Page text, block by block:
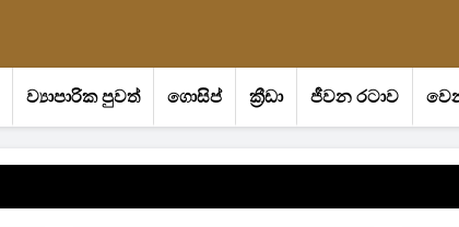
ව්‍යාපාරික පුවත් ගොසිප් ක්‍රීඩා ජීවන රටාව